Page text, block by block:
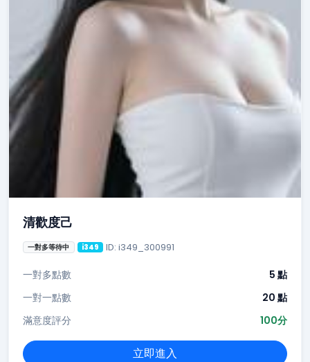
清歡度己
一對多等待中 i349 ID: i349_300991
一對多點數
5 點
一對一點數
20 點
滿意度評分
100分
立即進入